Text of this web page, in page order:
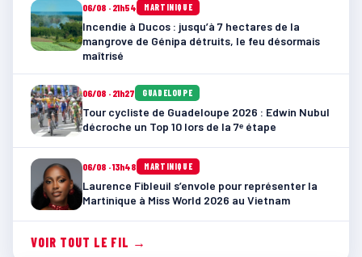
06/08 · 21h54 MARTINIQUE
Incendie à Ducos : jusqu’à 7 hectares de la
mangrove de Génipa détruits, le feu désormais
maîtrisé
06/08 · 21h27 GUADELOUPE
Tour cycliste de Guadeloupe 2026 : Edwin Nubul
décroche un Top 10 lors de la 7ᵉ étape
06/08 · 13h48 MARTINIQUE
Laurence Fibleuil s’envole pour représenter la
Martinique à Miss World 2026 au Vietnam
VOIR TOUT LE FIL →